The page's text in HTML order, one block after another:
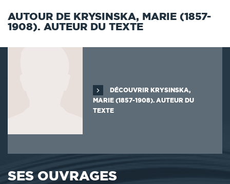
AUTOUR DE KRYSINSKA, MARIE (1857-
1908). AUTEUR DU TEXTE
DÉCOUVRIR KRYSINSKA,
MARIE (1857-1908). AUTEUR DU
TEXTE
SES OUVRAGES